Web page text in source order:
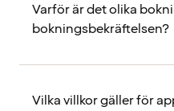
Varför är det olika
bokningsbekräftelsen?
Vilka villkor gäller för